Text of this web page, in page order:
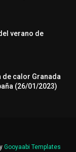
verano de
de calor Granada
(26/01/2023)
Gooyaabi Templates